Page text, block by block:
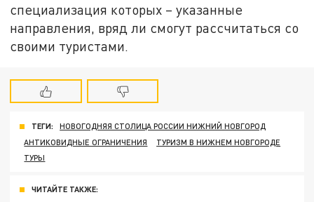
специализация которых – указанные
направления, вряд ли смогут рассчитаться со
своими туристами.
ТЕГИ:
НОВОГОДНЯЯ СТОЛИЦА РОССИИ НИЖНИЙ НОВГОРОД
АНТИКОВИДНЫЕ ОГРАНИЧЕНИЯ
ТУРИЗМ В НИЖНЕМ НОВГОРОДЕ
ТУРЫ
ЧИТАЙТЕ ТАКЖЕ: